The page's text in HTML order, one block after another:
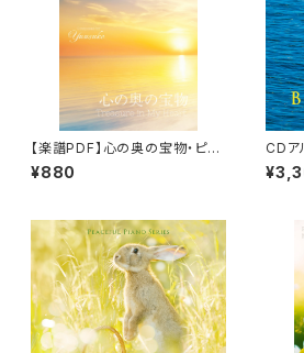
【楽譜PDF】心の奥の宝物・ピア
ノソロ楽譜／"Treasure in My
Heart" Peaceful Piano Mus
¥880
CDア